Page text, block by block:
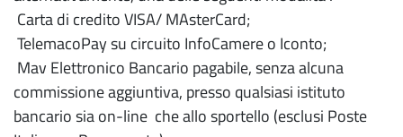
Carta di credito VISA/ MAsterCard;
TelemacoPay su circuito InfoCamere o Iconto;
Mav Elettronico Bancario pagabile, senza alcuna
commissione aggiuntiva, presso qualsiasi istituto
bancario sia on-line che allo sportello (esclusi Poste